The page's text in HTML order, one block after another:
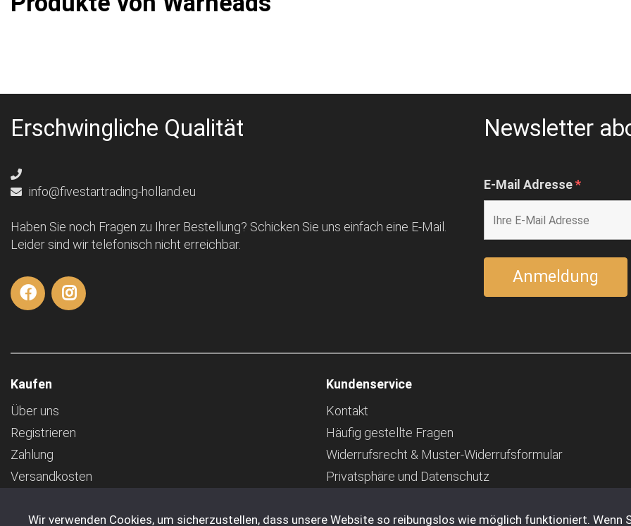
Erschwingliche Qualität
info@fivestartrading-holland.eu
Haben Sie noch Fragen zu Ihrer Bestellung? Schicken Sie uns einfach eine E-Mail.
Leider sind wir telefonisch nicht erreichbar.
Newsletter
E-Mail Adresse*
Kaufen
Über uns
Registrieren
Zahlung
Versandkosten
Transport
Kundenservice
Kontakt
Häufig gestellte Fragen
Widerrufsrecht & Muster-Widerrufsformular
Privatsphäre und Datenschutz
Impressum
Wir verwenden Cookies, um sicherzustellen, dass unsere Website so reibungslos wie möglich funktioniert. Wenn